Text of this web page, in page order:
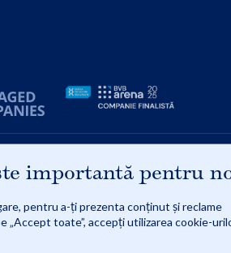
importantă pentru
pentru a-ți prezenta conținut și reclame
„Accept toate”, accepți utilizarea cookie-
de activitate: Comerț cu amănuntul al cărților, în
de funcționare punct de lucru vânzări online: 964/